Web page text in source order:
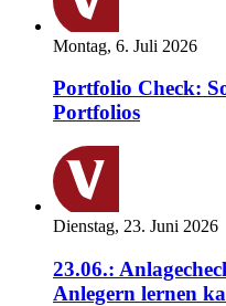
Montag, 6. Juli 2026
Portfolio Check:
Portfolios
Dienstag, 23. Juni 2026
23.06.:
Anlegern lernen